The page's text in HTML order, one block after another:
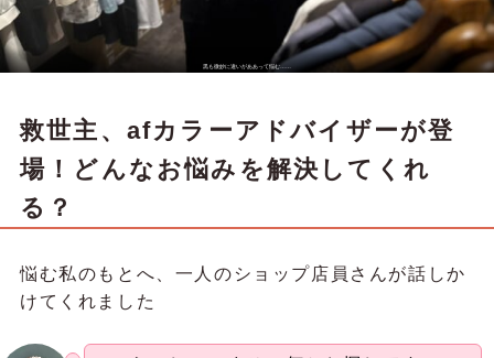
黒も微妙に違いがああって悩む……
救世主、afカラーアドバイザーが登
場！どんなお悩みを解決してくれ
る？
悩む私のもとへ、一人のショップ店員さんが話しか
けてくれました